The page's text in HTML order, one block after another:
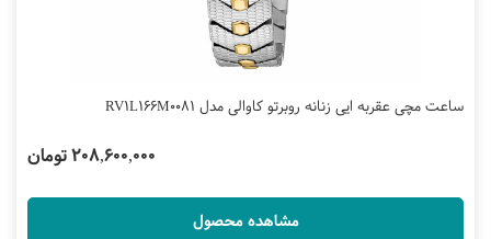
ساعت مچی عقربه ایی زنانه روبرتو کاوالی مدل RV1L166M0081
208,600,000 تومان
مشاهده محصول